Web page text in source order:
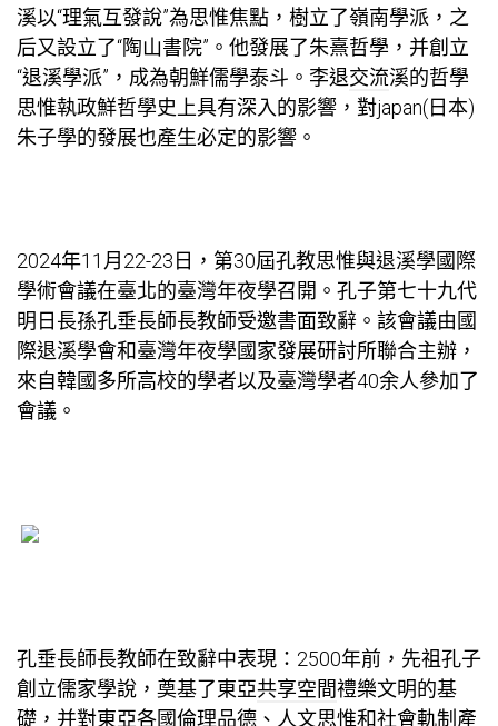
溪以“理氣互發說”為思惟焦點，樹立了嶺南學派，之
后又設立了“陶山書院”。他發展了朱熹哲學，并創立
“退溪學派”，成為朝鮮儒學泰斗。李退交流溪的哲學
思惟執政鮮哲學史上具有深入的影響，對japan(日本)
朱子學的發展也產生必定的影響。
2024年11月22-23日，第30屆孔教思惟與退溪學國際
學術會議在臺北的臺灣年夜學召開。孔子第七十九代
明日長孫孔垂長師長教師受邀書面致辭。該會議由國
際退溪學會和臺灣年夜學國家發展研討所聯合主辦，
來自韓國多所高校的學者以及臺灣學者40余人參加了
會議。
孔垂長師長教師在致辭中表現：2500年前，先祖孔子
創立儒家學說，奠基了東亞共享空間禮樂文明的基
礎，并對東亞各國倫理品德、人文思惟和社會軌制產